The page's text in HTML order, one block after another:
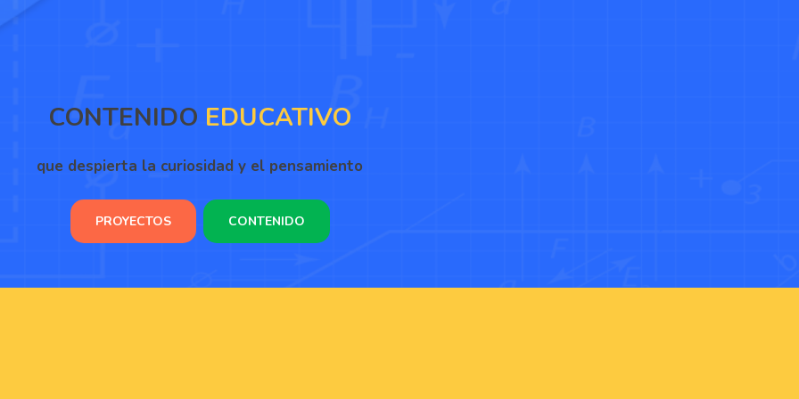
CONTENIDO EDUCATIVO
que despierta la curiosidad y el pensamiento
PROYECTOS CONTENIDO